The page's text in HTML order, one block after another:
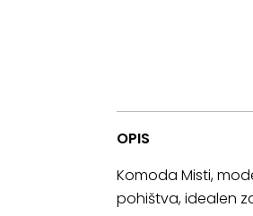
OPIS
Komoda Misti,
pohištva, idealen